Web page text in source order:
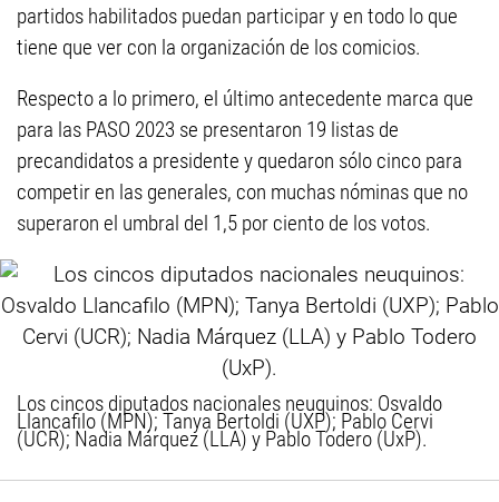
partidos habilitados puedan participar y en todo lo que
tiene que ver con la organización de los comicios.
Respecto a lo primero, el último antecedente marca que
para las PASO 2023 se presentaron 19 listas de
precandidatos a presidente y quedaron sólo cinco para
competir en las generales, con muchas nóminas que no
superaron el umbral del 1,5 por ciento de los votos.
Los cincos diputados nacionales neuquinos: Osvaldo
Llancafilo (MPN); Tanya Bertoldi (UXP); Pablo Cervi
(UCR); Nadia Márquez (LLA) y Pablo Todero (UxP).